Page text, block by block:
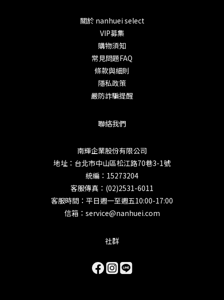
關於 nanhuei select
VIP募集
購物須知
常見問題FAQ
條款與細則
隱私政策
嚴防詐騙提醒
聯絡我們
南輝企業股份有限公司
地址：台北市中山區松江路70巷3-1號
統編：15273204
客服傳真：(02)2531-6011
客服時間：平日週一至週五10:00-17:00
信箱：service@nanhuei.com
社群